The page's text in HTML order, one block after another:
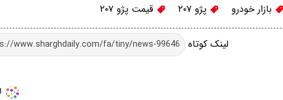
بازار خودرو پژو ۲۰۷ قیمت پژو ۲۰۷
لینک کوتاه